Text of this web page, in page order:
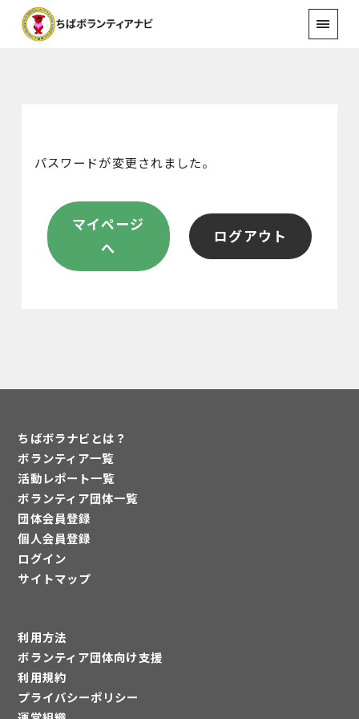
パスワードが変更されました。
マイページ
へ
ログアウト
ちばボラナビとは？
ボランティア一覧
活動レポート一覧
ボランティア団体一覧
団体会員登録
個人会員登録
ログイン
サイトマップ
利用方法
ボランティア団体向け支援
利用規約
プライバシーポリシー